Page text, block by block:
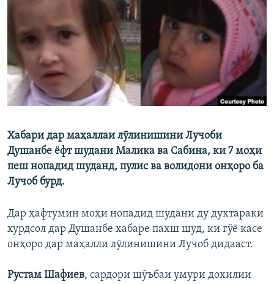
ПАЙГИРӢ КУНЕД
Ҳамаи сомонаҳои RFE/RL
Хабари дар маҳаллаи лӯлинишини Лучоби
Душанбе ёфт шудани Малика ва Сабина, ки 7 моҳи
пеш нопадид шуданд, пулис ва волидони онҳоро ба
Лучоб бурд.
Дар ҳафтумин моҳи нопадид шудани ду духтараки
хурдсол дар Душанбе хабаре пахш шуд, ки гӯё касе
онҳоро дар маҳалли лӯлинишини Лучоб дидааст.
Рустам Шафиев, сардори шӯъбаи умури дохилии